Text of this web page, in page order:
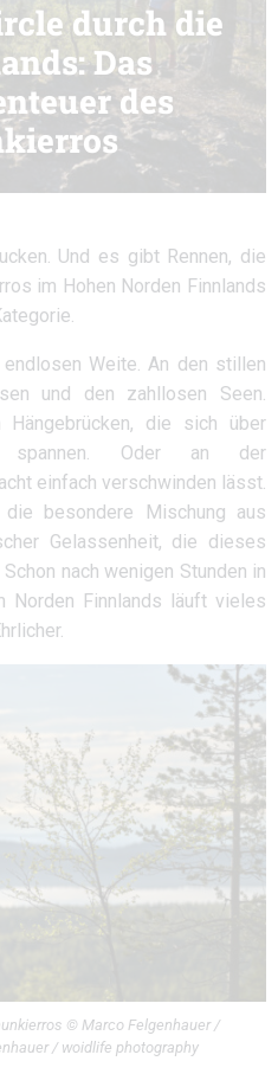
durch die
Das
des
Und es gibt Rennen, die
im Hohen Norden Finnlands
Weite. An den stillen
und den zahllosen Seen.
die sich über
spannen. Oder an der
einfach verschwinden lässt.
besondere Mischung aus
Gelassenheit, die dieses
nach wenigen Stunden in
Norden Finnlands läuft vieles
© Marco Felgenhauer /
/ woidlife photography